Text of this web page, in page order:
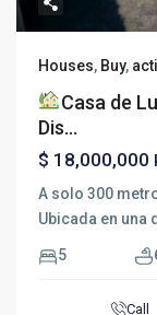
Houses, Buy,
Casa de
Dis...
$ 18,000,000
A solo 300
Ubicada en una
5
Call